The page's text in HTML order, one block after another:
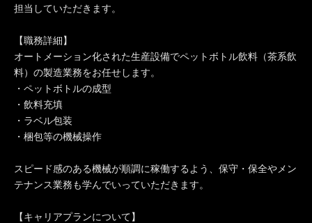
担当していただきます。
【職務詳細】
オートメーション化された生産設備でペットボトル飲料（茶系飲
料）の製造業務をお任せします。
・ペットボトルの成型
・飲料充填
・ラベル包装
・梱包等の機械操作
スピード感のある機械が順調に稼働するよう、保守・保全やメン
テナンス業務も学んでいっていただきます。
【キャリアプランについて】